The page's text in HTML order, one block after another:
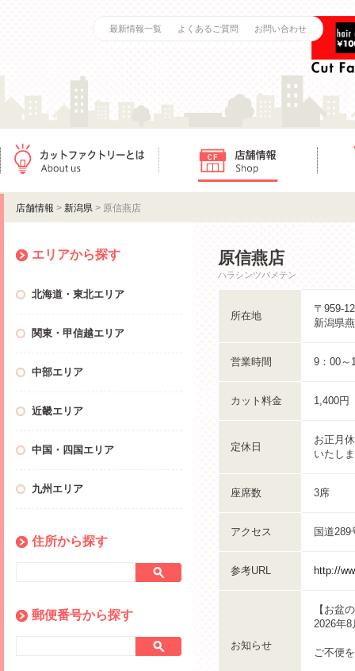
最新情報一覧 よくあるご質問 お問い合わせ
店舗情報 > 新潟県 > 原信燕店
エリアから探す
北海道・東北エリア
関東・甲信越エリア
中部エリア
近畿エリア
中国・四国エリア
九州エリア
住所から探す
郵便番号から探す
原信燕店
ハラシンツバメテン
所在地
〒959-
新潟県
営業時間 9：00
カット料金 1,400円
定休日
お正月
いたし
座席数 3席
アクセス 国道
参考URL http://
お知らせ
【お盆
2026年
ご不便